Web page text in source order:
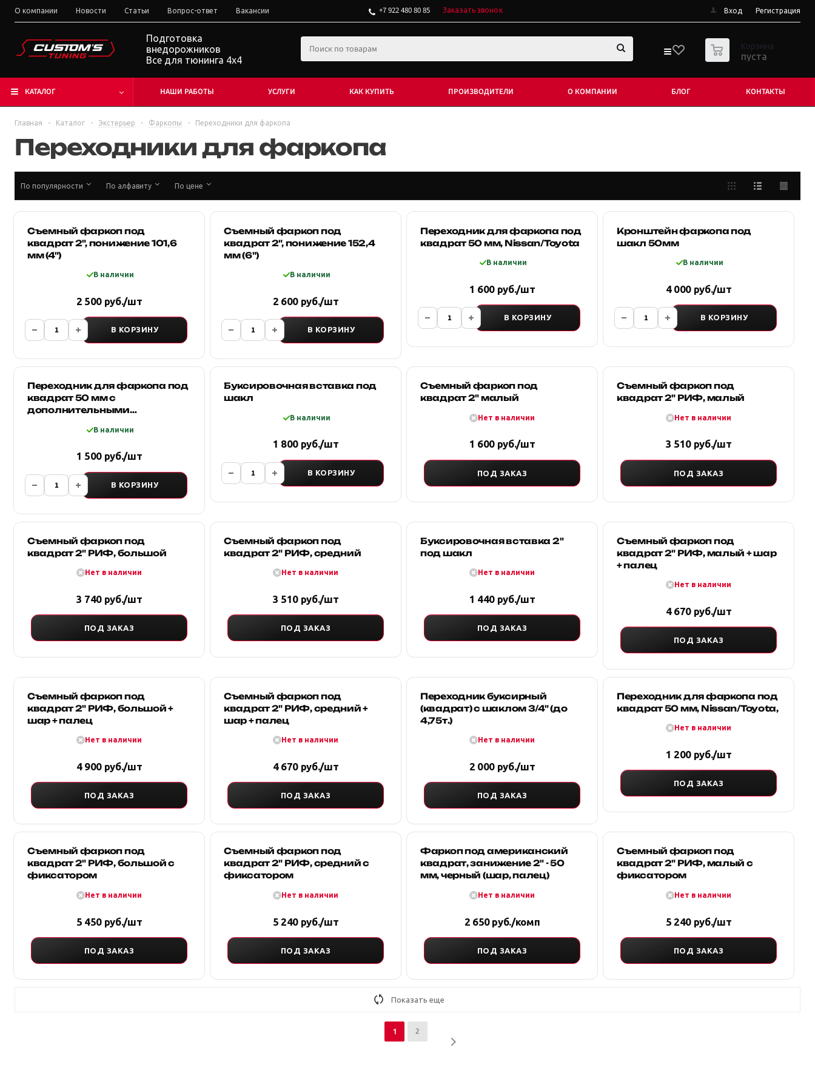
О компании Новости Статьи Вопрос-ответ Вакансии +7 922 480 80 85 Заказать звонок Вход Регистрация
Подготовка
внедорожников
Все для тюнинга 4x4
0 Корзина
пуста
КАТАЛОГ НАШИ РАБОТЫ УСЛУГИ КАК КУПИТЬ ПРОИЗВОДИТЕЛИ О КОМПАНИИ БЛОГ КОНТАКТЫ
Главная - Каталог - Экстерьер - Фаркопы - Переходники для фаркопа
Переходники для фаркопа
По популярности По алфавиту По цене
Съемный фаркоп под
квадрат 2", понижение 101,6
мм (4")
В наличии
2 500 руб./шт
В КОРЗИНУ
Съемный фаркоп под
квадрат 2", понижение 152,4
мм (6")
В наличии
2 600 руб./шт
В КОРЗИНУ
Переходник для фаркопа под
квадрат 50 мм, Nissan/Toyota
В наличии
1 600 руб./шт
В КОРЗИНУ
Кронштейн фаркопа под
шакл 50мм
В наличии
4 000 руб./шт
В КОРЗИНУ
Переходник для фаркопа под
квадрат 50 мм с
дополнительными
В наличии
1 500 руб./шт
В КОРЗИНУ
Буксировочная вставка под
шакл
В наличии
1 800 руб./шт
В КОРЗИНУ
Съемный фаркоп под
квадрат 2" малый
Нет в наличии
1 600 руб./шт
ПОД ЗАКАЗ
Съемный фаркоп под
квадрат 2" РИФ, малый
Нет в наличии
3 510 руб./шт
ПОД ЗАКАЗ
Съемный фаркоп под
квадрат 2" РИФ, большой
Нет в наличии
3 740 руб./шт
ПОД ЗАКАЗ
Съемный фаркоп под
квадрат 2" РИФ, средний
Нет в наличии
3 510 руб./шт
ПОД ЗАКАЗ
Буксировочная вставка 2"
под шакл
Нет в наличии
1 440 руб./шт
ПОД ЗАКАЗ
Съемный фаркоп под
квадрат 2" РИФ, малый + шар
+ палец
Нет в наличии
4 670 руб./шт
ПОД ЗАКАЗ
Съемный фаркоп под
квадрат 2" РИФ, большой +
шар + палец
Нет в наличии
4 900 руб./шт
ПОД ЗАКАЗ
Съемный фаркоп под
квадрат 2" РИФ, средний +
шар + палец
Нет в наличии
4 670 руб./шт
ПОД ЗАКАЗ
Переходник буксирный
(квадрат) с шаклом 3/4" (до
4,75т.)
Нет в наличии
2 000 руб./шт
ПОД ЗАКАЗ
Переходник для фаркопа под
квадрат 50 мм, Nissan/Toyota,
Нет в наличии
1 200 руб./шт
ПОД ЗАКАЗ
Съемный фаркоп под
квадрат 2" РИФ, большой с
фиксатором
Нет в наличии
5 450 руб./шт
ПОД ЗАКАЗ
Съемный фаркоп под
квадрат 2" РИФ, средний с
фиксатором
Нет в наличии
5 240 руб./шт
ПОД ЗАКАЗ
Фаркоп под американский
квадрат, занижение 2" - 50
мм, черный (шар, палец)
Нет в наличии
2 650 руб./комп
ПОД ЗАКАЗ
Съемный фаркоп под
квадрат 2" РИФ, малый с
фиксатором
Нет в наличии
5 240 руб./шт
ПОД ЗАКАЗ
Показать еще
1 2